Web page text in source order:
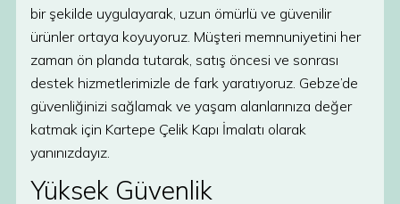
bir şekilde uygulayarak, uzun ömürlü ve güvenilir
ürünler ortaya koyuyoruz. Müşteri memnuniyetini her
zaman ön planda tutarak, satış öncesi ve sonrası
destek hizmetlerimizle de fark yaratıyoruz. Gebze’de
güvenliğinizi sağlamak ve yaşam alanlarınıza değer
katmak için Kartepe Çelik Kapı İmalatı olarak
yanınızdayız.
Yüksek Güvenlik